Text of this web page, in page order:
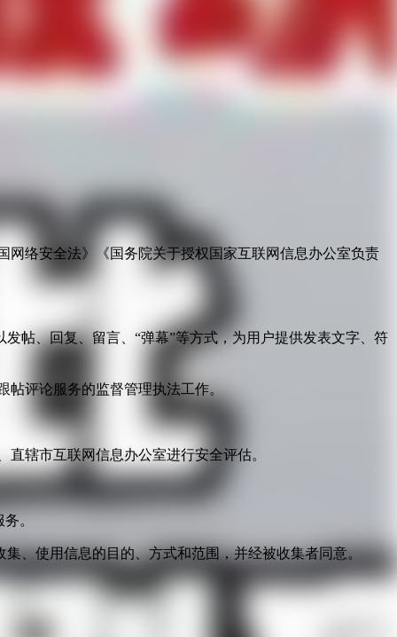
络安全法》《国务院关于授权国家互联网信息办公室负责
帖、回复、留言、“弹幕”等方式，为用户提供发表文字、符
帖评论服务的监督管理执法工作。
辖市互联网信息办公室进行安全评估。
。
、使用信息的目的、方式和范围，并经被收集者同意。